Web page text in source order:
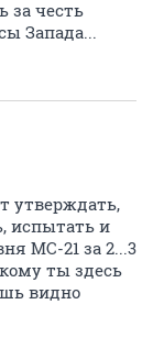
за честь
Запада...
утверждать,
испытать и
МС-21 за 2...3
ты здесь
видно